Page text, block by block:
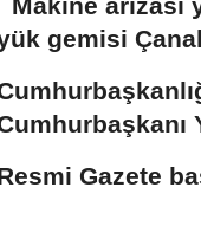
gemisi
Gazete